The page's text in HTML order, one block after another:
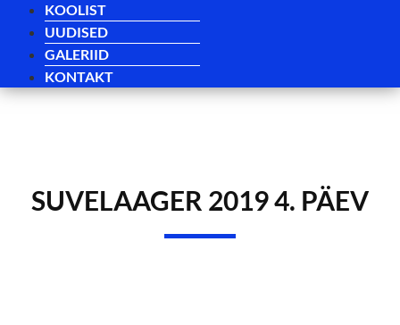
KOOLIST
UUDISED
GALERIID
KONTAKT
SUVELAAGER 2019 4. PÄEV